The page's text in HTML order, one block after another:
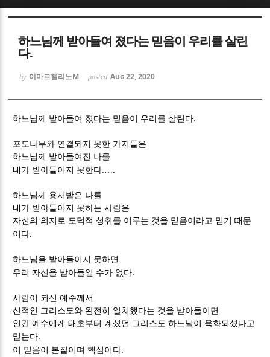
하느님께 받아들여 졌다는 믿음이 우리를 살린
다.
by 이마르첼리노M posted Aug 22, 2020
하느님께 받아들여 졌다는 믿음이 우리를 살린다.
포도나무와 연결되지 못한 가지들은
하느님께 받아들여진 나를
내가 받아들이지 못한다. .
하느님께 용서받은 나를
내가 받아들이지 못하는 사람은
자신의 의지로 도덕적 성취를 이루는 것을 믿음이라고 믿기 때문
이다.
하느님을 받아들이지 못하면
우리 자신을 받아들일 수가 없다.
사람이 되신 예수께서
신적인 그리스도와 완전히 일치했다는 것을 받아들이면
인간 예수에게 태초부터 계셨던 그리스도 하느님이 육화되셨다고
믿는다.
이 믿음이 본질이며 핵심이다.
Sketchbook5, 스케치북5
Sketchbook5, 스케치북5
Sketchbook5, 스케치북5
Sketchbook5, 스케치북5